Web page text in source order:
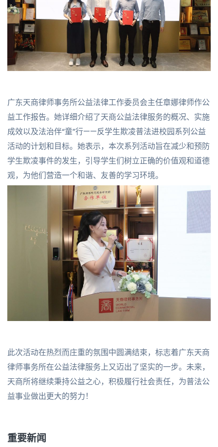
广东天商律师事务所公益法律工作委员会主任章娜律师作公
益工作报告。她详细介绍了天商公益法律服务的概况、实施
成效以及法治伴“童”行——反学生欺凌普法进校园系列公益
活动的计划和目标。她表示，本次系列活动旨在减少和预防
学生欺凌事件的发生，引导学生们树立正确的价值观和道德
观，为他们营造一个和谐、友善的学习环境。
此次活动在热烈而庄重的氛围中圆满结束，标志着广东天商
律师事务所在公益法律服务上又迈出了坚实的一步。未来，
天商所将继续秉持公益之心，积极履行社会责任，为普法公
益事业做出更大的努力！
重要新闻